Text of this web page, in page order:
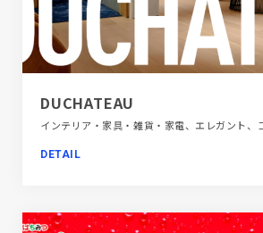
DUCHATEAU
DETAIL